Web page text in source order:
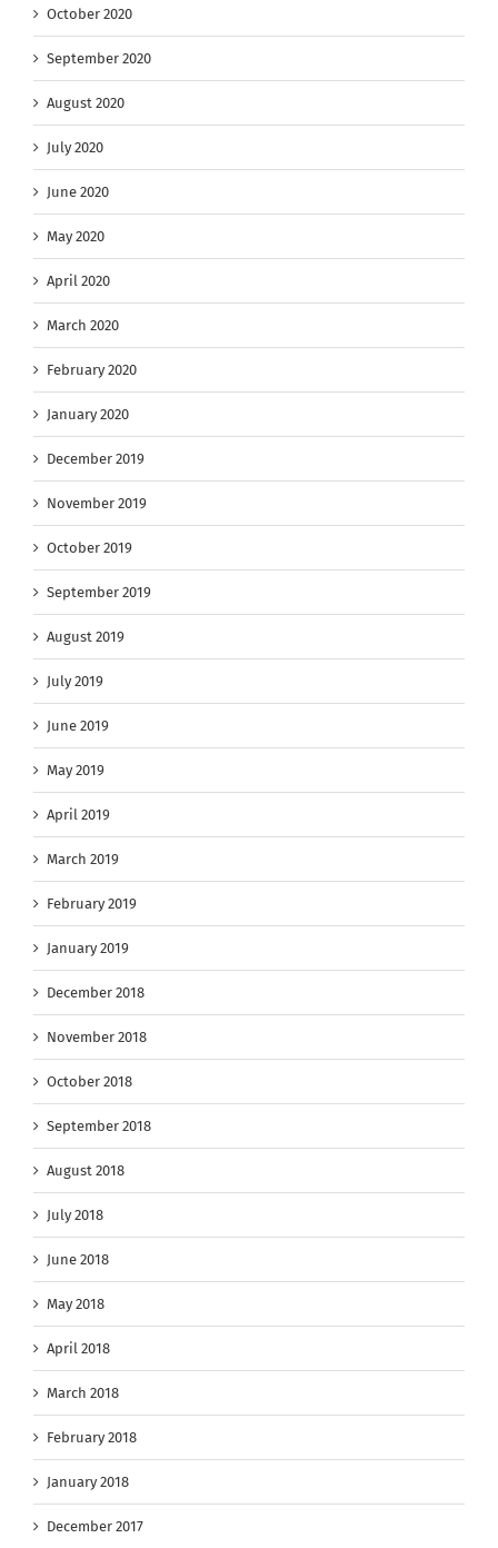
October 2020
September 2020
August 2020
July 2020
June 2020
May 2020
April 2020
March 2020
February 2020
January 2020
December 2019
November 2019
October 2019
September 2019
August 2019
July 2019
June 2019
May 2019
April 2019
March 2019
February 2019
January 2019
December 2018
November 2018
October 2018
September 2018
August 2018
July 2018
June 2018
May 2018
April 2018
March 2018
February 2018
January 2018
December 2017